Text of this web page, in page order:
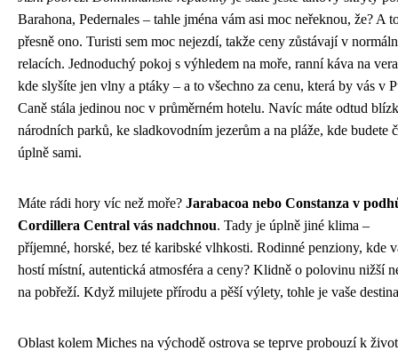
Barahona, Pedernales – tahle jména vám asi moc neřeknou, že? A
přesně ono. Turisti sem moc nejezdí, takže ceny zůstávají v
relacích. Jednoduchý pokoj s výhledem na moře, ranní káva na
kde slyšíte jen vlny a ptáky – a to všechno za cenu, která by vás v
Caně stála jedinou noc v průměrném hotelu. Navíc máte odtud
národních parků, ke sladkovodním jezerům a na pláže, kde budete
úplně sami.
Máte rádi hory víc než moře? Jarabacoa nebo Constanza v
Cordillera Central vás nadchnou. Tady je úplně jiné klima –
příjemné, horské, bez té karibské vlhkosti. Rodinné penziony, kde
hostí místní, autentická atmosféra a ceny? Klidně o polovinu nižší
na pobřeží. Když milujete přírodu a pěší výlety, tohle je vaše
Oblast kolem Miches na východě ostrova se teprve probouzí k